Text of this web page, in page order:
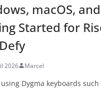
macOS,
Started for
2026 Marcel
Dygma keyboards such